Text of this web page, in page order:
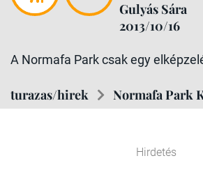
Gulyás Sára
2013/10/16
A Normafa Park csak egy
turazas/hirek Normafa Park
Hirdetés